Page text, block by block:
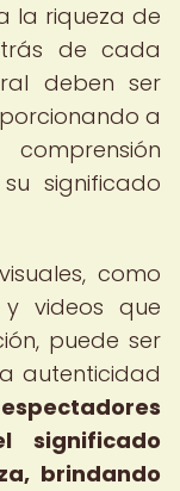
la riqueza de
de cada
deben ser
a
significado
como
videos que
puede ser
autenticidad
significado
brindando